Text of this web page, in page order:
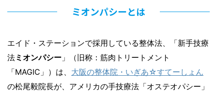
ミオンパシーとは
エイド・ステーションで採用している整体法、「新手技療
法ミオンパシー 」（旧称：筋肉トリートメント
「MAGIC」）は、 大阪の整体院・いぎあ☆すてーしょん
の松尾毅院長が、アメリカの手技療法「オステオパシー」